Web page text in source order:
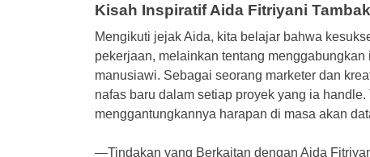
Kisah Inspiratif Aida Fitriyani Tambak
Mengikuti jejak Aida, kita belajar bahwa
pekerjaan, melainkan tentang
manusiawi. Sebagai seorang marketer dan
nafas baru dalam setiap proyek yang ia
menggantungkannya harapan di masa akan
—Tindakan yang Berkaitan dengan Aida